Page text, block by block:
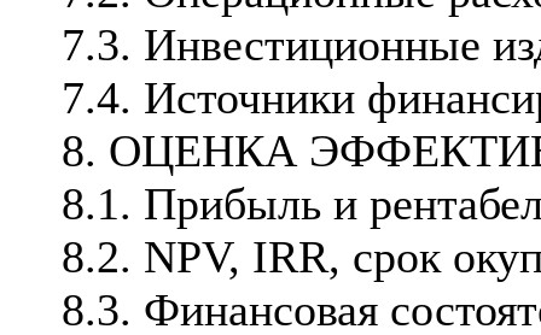
7.3. Инвестиционные
7.4. Источники
8. ОЦЕНКА
8.1. Прибыль и
8.2. NPV, IRR, срок
8.3. Финансовая